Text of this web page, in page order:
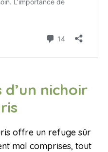
nichoir
offre un refuge sûr
mal comprises, tout